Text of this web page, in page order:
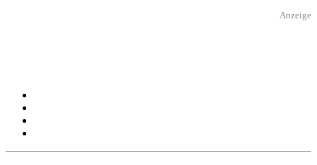
Anzeige